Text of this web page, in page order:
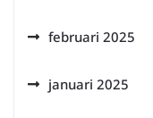
februari 2025
januari 2025